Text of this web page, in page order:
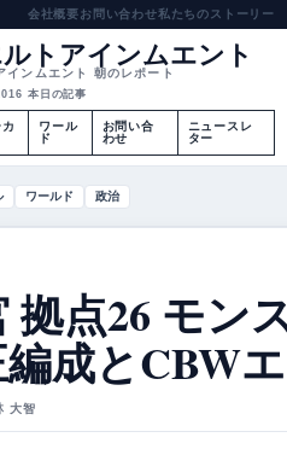
会社概要お問い合わせ私たちのストーリー
トアインムエント
インムエント 朝のレポート
16 本日の記事
ワール
ド
お問い合
わせ
ニュースレ
ター
ワールド 政治
拠点26 モン
成とCBW
大智